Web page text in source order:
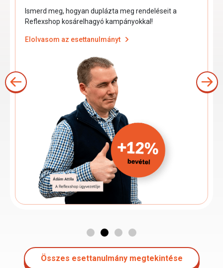
Ismerd meg, hogyan duplázta meg rendeléseit a
Reflexshop kosárelhagyó kampányokkal!
Elolvasom az esettanulmányt
Összes esettanulmány megtekintése